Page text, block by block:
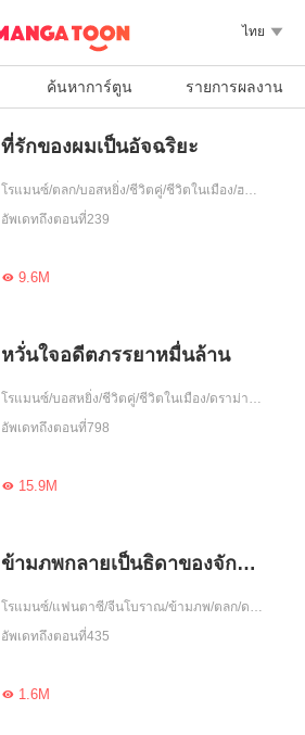
ไทย 
ค้นหาการ์ตูน รายการผลงาน
ที่รักของผมเป็นอัจฉริยะ
โรแมนซ์/ตลก/บอสหยิ่ง/ชีวิตคู่/ชีวิตในเมือง/ฮอต/รักหวานฉ่ำ/หนีพร้อมลูก/ความรัก/รักเดียวใจเดียว/เอาแต่ใจ/จบ
อัพเดทถึงตอนที่239
9.6M
หวั่นใจอดีตภรรยาหมื่นล้าน
โรแมนซ์/บอสหยิ่ง/ชีวิตคู่/ชีวิตในเมือง/ดราม่า/ฮอต/รักเศร้า/สัญญารัก/จบ
อัพเดทถึงตอนที่798
15.9M
ข้ามภพกลายเป็นธิดาของจักรพรรดิ
โรแมนซ์/แฟนตาซี/จีนโบราณ/ข้ามภพ/ตลก/ดราม่า/ฮอต/โลกลึกลับ/ฝ่าอุปสรรค/สาวหวาน/แอ๊บแป๊ว/น่ารัก/ขี้งอแง/เอาแต่ใจ/อบรม
อัพเดทถึงตอนที่435
1.6M